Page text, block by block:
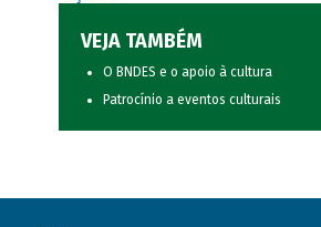
VEJA TAMBÉM
O BNDES e o apoio à cultura
Patrocínio a eventos culturais